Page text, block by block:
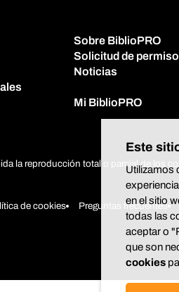
Sobre BiblioPRO
Solicitud de
Noticias
Mi BiblioPRO
la reproducción total o parcial de los
de cookies Preguntas frecuentes
Este
Utilizamos
en el sitio
todas las
aceptar o
que son
cookies